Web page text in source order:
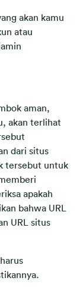
akan kamu
atau
aman,
akan terlihat
dari situs
tersebut untuk
apakah
bahwa URL
URL situs